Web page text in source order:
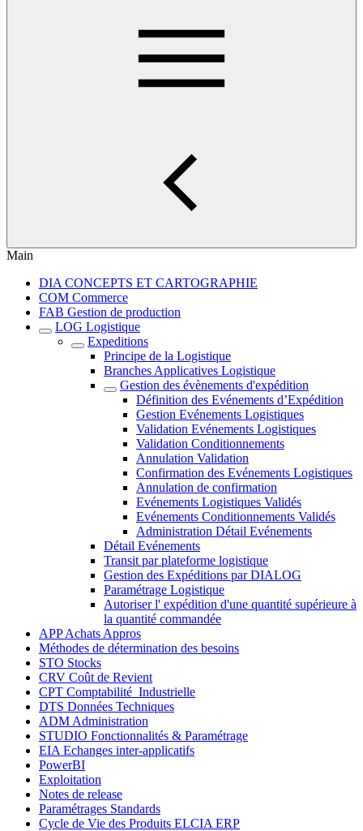
Main
DIA CONCEPTS ET CARTOGRAPHIE
COM Commerce
FAB Gestion de production
LOG Logistique
Expeditions
Principe de la Logistique
Branches Applicatives Logistique
Gestion des évènements d'expédition
Définition des Evénements d’Expédition
Gestion Evénements Logistiques
Validation Evénements Logistiques
Validation Conditionnements
Annulation Validation
Confirmation des Evénements Logistiques
Annulation de confirmation
Evénements Logistiques Validés
Evénements Conditionnements Validés
Administration Détail Evénements
Détail Evénements
Transit par plateforme logistique
Gestion des Expéditions par DIALOG
Paramétrage Logistique
Autoriser l' expédition d'une quantité supérieure à
la quantité commandée
APP Achats Appros
Méthodes de détermination des besoins
STO Stocks
CRV Coût de Revient
CPT Comptabilité_Industrielle
DTS Données Techniques
ADM Administration
STUDIO Fonctionnalités & Paramétrage
EIA Echanges inter-applicatifs
PowerBI
Exploitation
Notes de release
Paramétrages Standards
Cycle de Vie des Produits ELCIA ERP